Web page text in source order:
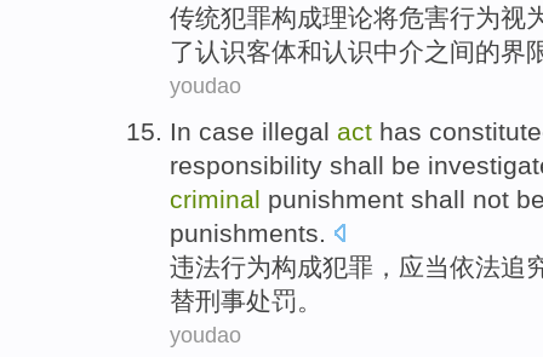
传统犯罪构成理论将危害行为视
了认识客体和认识中介之间的界
youdao
In case illegal act has
responsibility shall be
criminal punishment shall not
punishments.
违法行为构成犯罪 ， 应当依法追
替刑事处罚。
youdao